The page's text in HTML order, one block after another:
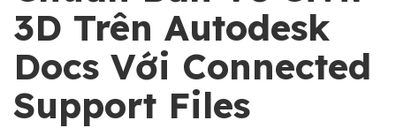
3D Trên Autodesk
Docs Với Connected
Support Files